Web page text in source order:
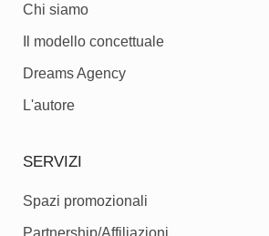
Chi siamo
Il modello concettuale
Dreams Agency
L'autore
SERVIZI
Spazi promozionali
Partnership/Affiliazioni